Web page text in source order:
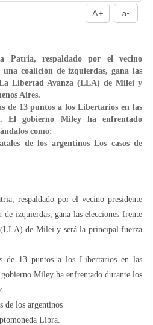
A+ a-
Patria, respaldado por el vecino
coalición de izquierdas, gana las
Libertad Avanza (LLA) de Milei y
Aires.
de 13 puntos a los Libertarios en las
El gobierno Miley ha enfrentado
como:
de los argentinos Los casos de
respaldado por el vecino presidente
izquierdas, gana las elecciones frente
de Milei y será la principal fuerza
de 13 puntos a los Libertarios en las
Miley ha enfrentado durante los
de los argentinos
Libra.